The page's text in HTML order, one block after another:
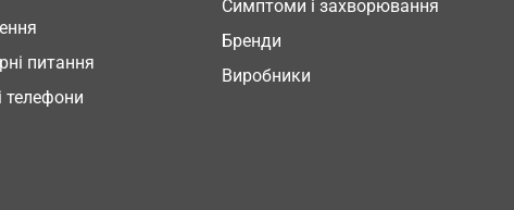
питання
телефони
Симптоми і захворювання
Бренди
Виробники